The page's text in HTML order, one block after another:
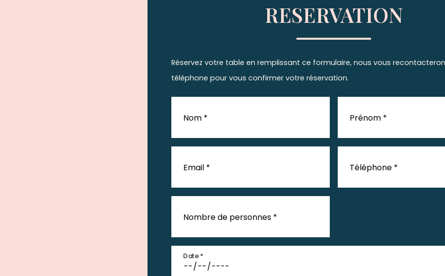
RESERVATION
Réservez votre table en remplissant ce formulaire, nous vous
téléphone pour vous confirmer votre réservation.
Nom * Prénom *
Email * Téléphone *
Nombre de personnes *
Date *